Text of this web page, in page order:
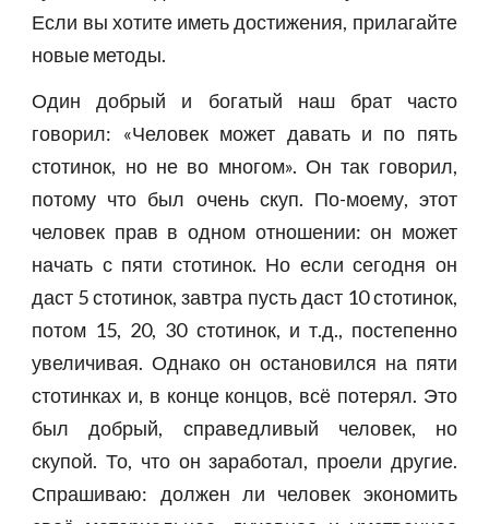
Если вы хотите иметь достижения, прилагайте
новые методы.
Один добрый и богатый наш брат часто
говорил: «Человек может давать и по пять
стотинок, но не во многом». Он так говорил,
потому что был очень скуп. По-моему, этот
человек прав в одном отношении: он может
начать с пяти стотинок. Но если сегодня он
даст 5 стотинок, завтра пусть даст 10 стотинок,
потом 15, 20, 30 стотинок, и т.д., постепенно
увеличивая. Однако он остановился на пяти
стотинках и, в конце концов, всё потерял. Это
был добрый, справедливый человек, но
скупой. То, что он заработал, проели другие.
Спрашиваю: должен ли человек экономить